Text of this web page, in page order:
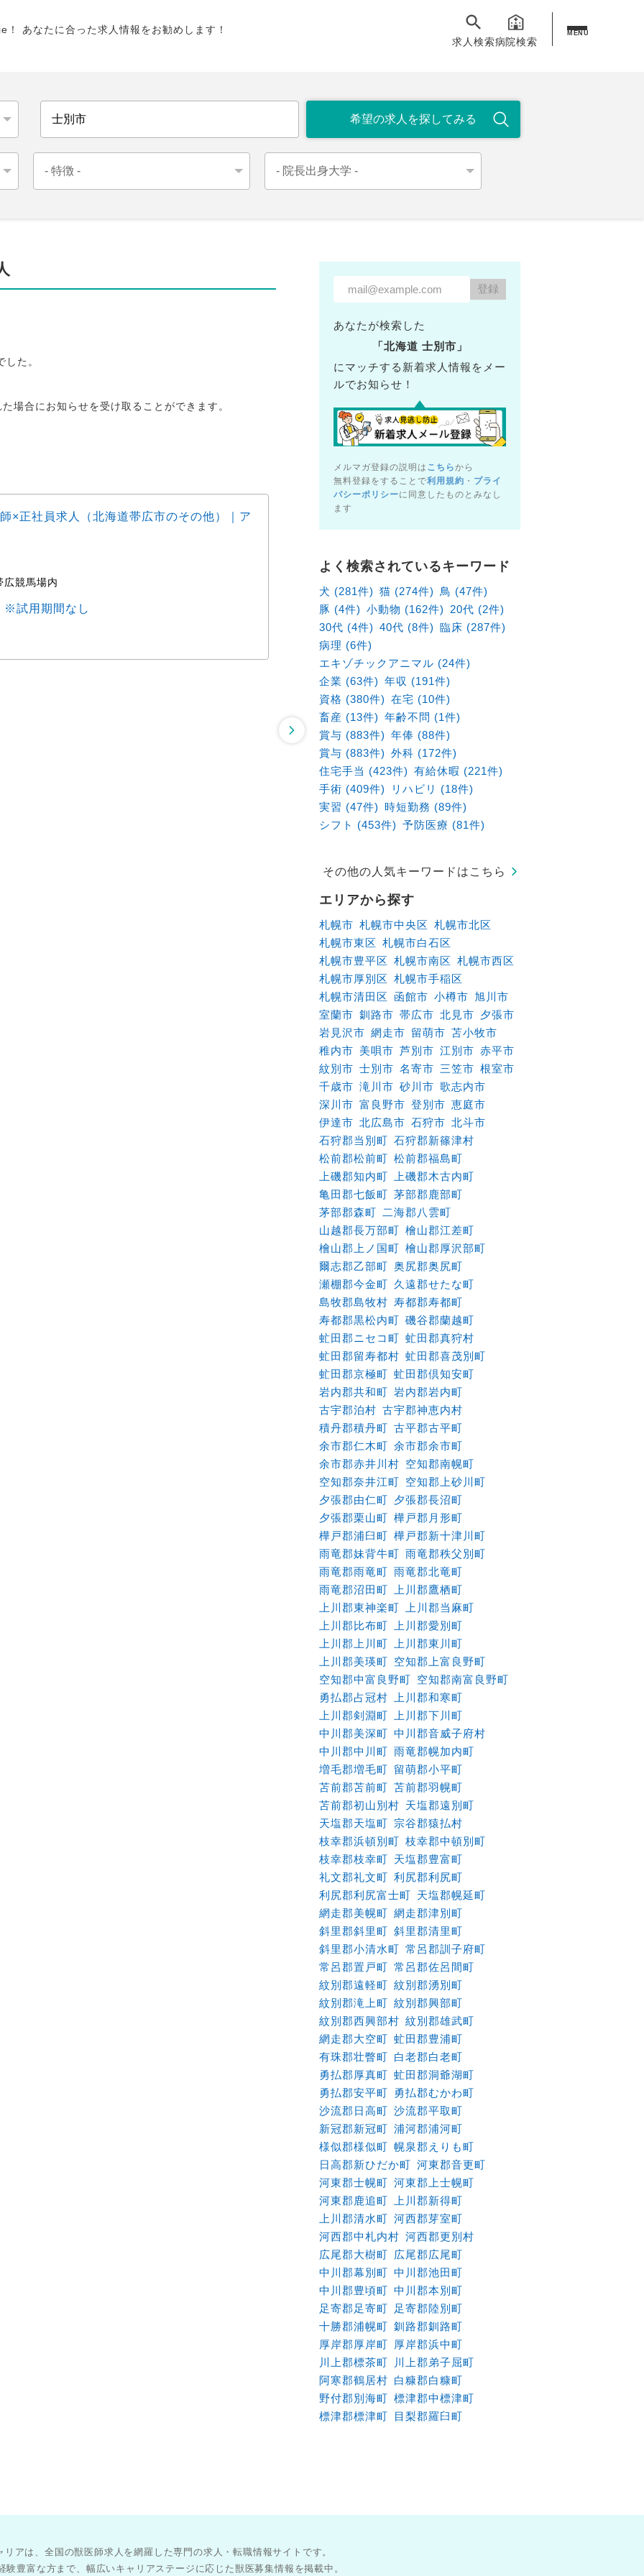
！ あなたに合った求人情報をお勧めします！
求人検索病院検索
MENU
た。
場合にお知らせを受け取ることができます。
×正社員求人（北海道帯広市のその他）｜ア
競馬場内
※試用期間なし
動物病院（北海道札幌市東区）の獣医師×アルバイト・パート
北海道札幌市東区
時給1,880円～
あなたが検索した
「北海道 士別市」
にマッチする新着求人情報をメー
ルでお知らせ！
メルマガ登録の説明は こちらから
無料登録をすることで利用規約 ・ プライ
バシーポリシーに同意したものとみなし
ます
よく検索されているキーワード
犬 (281件) 猫 (274件)
鳥 (47件)
豚 (4件) 小動物 (162件)
20代 (2件)
30代 (4件) 40代 (8件) 臨床 (287件)
病理 (6件)
エキゾチックアニマル (24件)
企業 (63件) 年収 (191件)
資格 (380件) 在宅 (10件)
畜産 (13件) 年齢不問 (1件)
賞与 (883件) 年俸 (88件)
賞与 (883件) 外科 (172件)
住宅手当 (423件) 有給休暇 (221件)
手術 (409件)
リハビリ (18件)
実習 (47件) 時短勤務 (89件)
シフト (453件) 予防医療 (81件)
その他の人気キーワードはこちら
エリアから探す
札幌市 札幌市中央区 札幌市北区
札幌市東区 札幌市白石区
札幌市豊平区 札幌市南区 札幌市西区
札幌市厚別区 札幌市手稲区
札幌市清田区
函館市 小樽市 旭川市
室蘭市 釧路市 帯広市 北見市 夕張市
岩見沢市 網走市 留萌市 苫小牧市
稚内市 美唄市 芦別市 江別市 赤平市
紋別市 士別市 名寄市 三笠市 根室市
千歳市 滝川市 砂川市 歌志内市
深川市 富良野市 登別市 恵庭市
伊達市 北広島市 石狩市 北斗市
石狩郡当別町 石狩郡新篠津村
松前郡松前町 松前郡福島町
上磯郡知内町
上磯郡木古内町
亀田郡七飯町 茅部郡鹿部町
茅部郡森町
二海郡八雲町
山越郡長万部町 檜山郡江差町
檜山郡上ノ国町 檜山郡厚沢部町
爾志郡乙部町 奥尻郡奥尻町
瀬棚郡今金町 久遠郡せたな町
島牧郡島牧村 寿都郡寿都町
寿都郡黒松内町 磯谷郡蘭越町
虻田郡ニセコ町 虻田郡真狩村
虻田郡留寿都村 虻田郡喜茂別町
虻田郡京極町 虻田郡倶知安町
岩内郡共和町 岩内郡岩内町
古宇郡泊村 古宇郡神恵内村
積丹郡積丹町 古平郡古平町
余市郡仁木町 余市郡余市町
余市郡赤井川村 空知郡南幌町
空知郡奈井江町 空知郡上砂川町
夕張郡由仁町 夕張郡長沼町
夕張郡栗山町 樺戸郡月形町
樺戸郡浦臼町 樺戸郡新十津川町
雨竜郡妹背牛町 雨竜郡秩父別町
雨竜郡雨竜町 雨竜郡北竜町
雨竜郡沼田町
上川郡鷹栖町
上川郡東神楽町
上川郡当麻町
上川郡比布町
上川郡愛別町
上川郡上川町
上川郡東川町
上川郡美瑛町 空知郡上富良野町
空知郡中富良野町 空知郡南富良野町
勇払郡占冠村
上川郡和寒町
上川郡剣淵町
上川郡下川町
中川郡美深町 中川郡音威子府村
中川郡中川町 雨竜郡幌加内町
増毛郡増毛町 留萌郡小平町
苫前郡苫前町 苫前郡羽幌町
苫前郡初山別村 天塩郡遠別町
天塩郡天塩町 宗谷郡猿払村
枝幸郡浜頓別町 枝幸郡中頓別町
枝幸郡枝幸町 天塩郡豊富町
礼文郡礼文町 利尻郡利尻町
利尻郡利尻富士町 天塩郡幌延町
網走郡美幌町 網走郡津別町
斜里郡斜里町 斜里郡清里町
斜里郡小清水町 常呂郡訓子府町
常呂郡置戸町 常呂郡佐呂間町
紋別郡遠軽町 紋別郡湧別町
紋別郡滝上町 紋別郡興部町
紋別郡西興部村 紋別郡雄武町
網走郡大空町 虻田郡豊浦町
有珠郡壮瞥町 白老郡白老町
勇払郡厚真町 虻田郡洞爺湖町
勇払郡安平町
勇払郡むかわ町
沙流郡日高町 沙流郡平取町
新冠郡新冠町 浦河郡浦河町
様似郡様似町 幌泉郡えりも町
日高郡新ひだか町 河東郡音更町
河東郡士幌町 河東郡上士幌町
河東郡鹿追町
上川郡新得町
上川郡清水町 河西郡芽室町
河西郡中札内村 河西郡更別村
広尾郡大樹町 広尾郡広尾町
中川郡幕別町 中川郡池田町
中川郡豊頃町 中川郡本別町
足寄郡足寄町
足寄郡陸別町
十勝郡浦幌町 釧路郡釧路町
厚岸郡厚岸町
厚岸郡浜中町
川上郡標茶町
川上郡弟子屈町
阿寒郡鶴居村 白糠郡白糠町
野付郡別海町 標津郡中標津町
標津郡標津町
目梨郡羅臼町
アは、全国の獣医師求人を網羅した専門の求人・転職情報サイトです。
験豊富な方まで、幅広いキャリアステージに応じた獣医募集情報を掲載中。